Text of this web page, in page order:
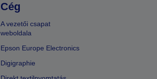
Cég
A vezetői csapat
weboldala
Epson Europe Electronics
Digigraphie